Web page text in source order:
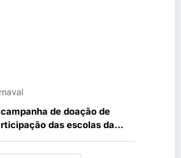
de doação de
das escolas da
(29)